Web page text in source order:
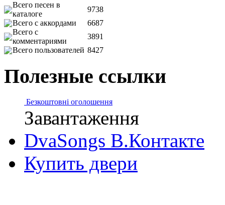
Всего песен в
каталоге
9738
Всего с аккордами
6687
Всего с
комментариями
3891
Всего пользователей 8427
Полезные ссылки
Безкоштовні оголошення
Завантаження
DvaSongs В.Контакте
Купить двери